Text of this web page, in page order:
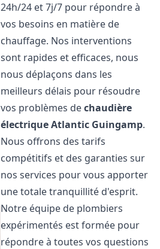
24h/24 et 7j/7 pour répondre à
vos besoins en matière de
chauffage. Nos interventions
sont rapides et efficaces, nous
nous déplaçons dans les
meilleurs délais pour résoudre
vos problèmes dechaudière
électrique Atlantic Guingamp.
Nous offrons des tarifs
compétitifs et des garanties sur
nos services pour vous apporter
une totale tranquillité d'esprit.
Notre équipe de plombiers
expérimentés est formée pour
répondre à toutes vos questions